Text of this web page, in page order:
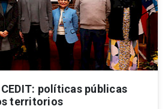
políticas públicas
territorios